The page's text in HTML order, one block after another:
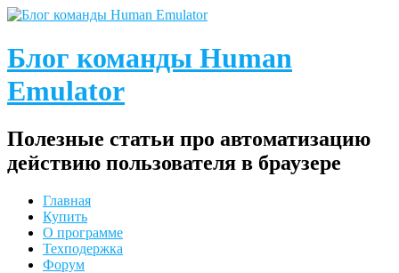
Блог команды Human
Emulator
Полезные статьи про автоматизацию
действию пользователя в браузере
Главная
Купить
О программе
Техподержка
Форум